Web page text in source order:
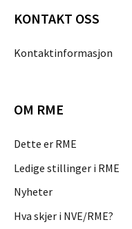
KONTAKT OSS
Kontaktinformasjon
OM RME
Dette er RME
Ledige stillinger i RME
Nyheter
Hva skjer i NVE/RME?